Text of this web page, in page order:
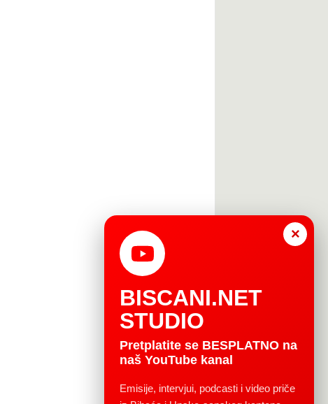
×
BISCANI.NET
STUDIO
Pretplatite se BESPLATNO na
naš YouTube kanal
Emisije, intervjui, podcasti i video priče